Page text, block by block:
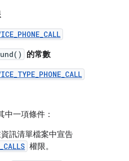
的常數
中一項條件：
訊清單檔案中宣告
權限。